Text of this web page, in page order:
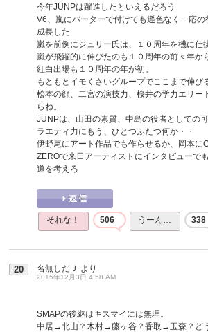
今年JUNPは躍進したといえるだろう
V6、嵐にバーターで付けても遜色なく一応
成長した
嵐を前例にジュリー氏は、１０周年を機に仕
嵐が飛躍的に伸びたのも１０周年の前々年か
紅白出場も１０周年の年が初。
もともとイモくさいグループでここまで伸び
松本の顔、二宮の演技力、桜井の学力エリー
らね。
JUNPは、山田の素質、中島の役者としての
ラエティ力にもう、ひとつふたつ何か・・
伊野尾にアート作品でも作らせるか、岡本に
ZEROで来日アーティストにインタビューで
道を考えろ
それな！ 506 うーん… 338
20 名無しだＪ より
2015年12月3日 4:58 AM
SMAPの後継はキスマイには無理。
中居→北山？木村→藤ヶ谷？香取→玉森？ど